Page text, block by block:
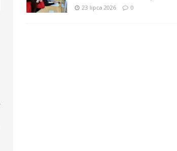
23 lipca 2026 0